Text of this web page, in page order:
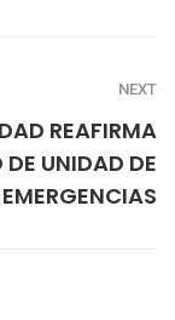
NEXT
REAFIRMA
UNIDAD DE